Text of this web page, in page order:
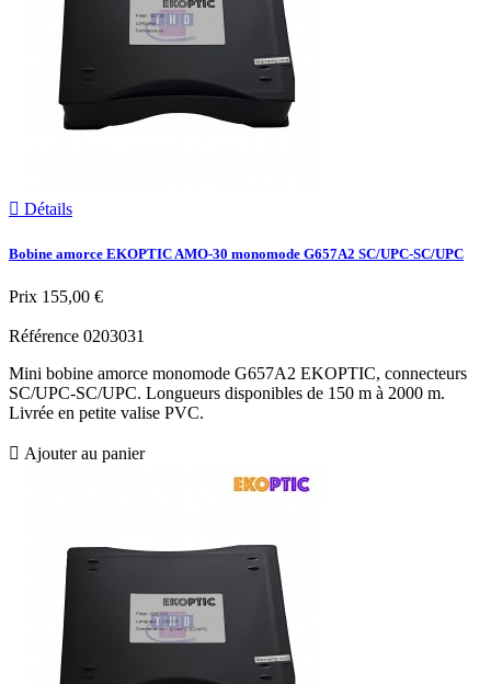
 Détails
Bobine amorce EKOPTIC AMO-30 monomode G657A2 SC/UPC-SC/UPC
Prix 155,00 €
Référence 0203031
Mini bobine amorce monomode G657A2 EKOPTIC, connecteurs
SC/UPC-SC/UPC. Longueurs disponibles de 150 m à 2000 m.
Livrée en petite valise PVC.
 Ajouter au panier